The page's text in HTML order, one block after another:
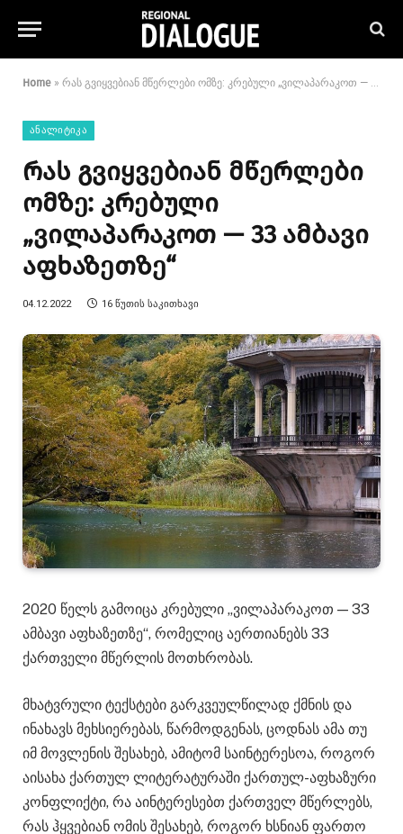
Home » რას გვიყვებიან მწერლები ომზე: კრებული „ვილაპარაკოთ — 33 ამბავი აფხაზეთზე“
ᲐᲜᲐᲚᲘᲢᲘᲙᲐ
რას გვიყვებიან მწერლები
ომზე: კრებული
„ვილაპარაკოთ — 33 ამბავი
აფხაზეთზე“
04.12.2022 16 ᲬᲣᲗᲘᲡ ᲡᲐᲙᲘᲗᲮᲐᲕᲘ
2020 წელს გამოიცა კრებული „ვილაპარაკოთ — 33
ამბავი აფხაზეთზე“, რომელიც აერთიანებს 33
ქართველი მწერლის მოთხრობას.
მხატვრული ტექსტები გარკვეულწილად ქმნის და
ინახავს მეხსიერებას, წარმოდგენას, ცოდნას ამა თუ
იმ მოვლენის შესახებ, ამიტომ საინტერესოა, როგორ
აისახა ქართულ ლიტერატურაში ქართულ-აფხაზური
კონფლიქტი, რა აინტერესებთ ქართველ მწერლებს,
რას ჰყვებიან ომის შესახებ, როგორ ხსნიან ფართო